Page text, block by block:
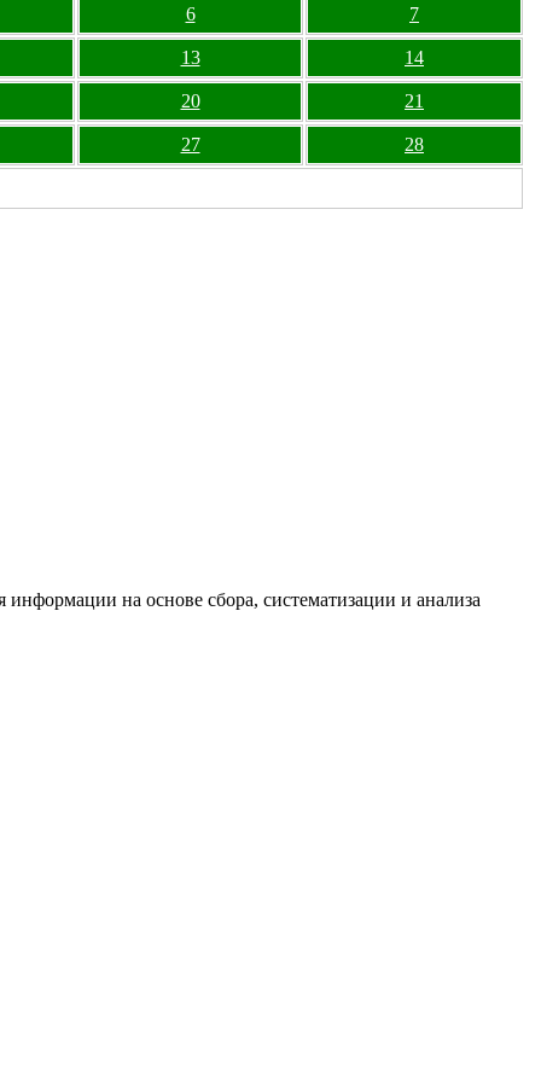
6 7
13 14
20 21
27 28
на основе сбора, систематизации и анализа